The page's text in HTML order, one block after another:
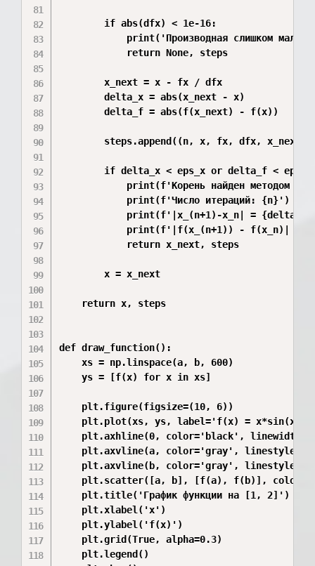
        if abs(dfx) < 1e-16:
print('Производная слишком мала,
            return None, steps
        x_next = x - fx / dfx
        delta_x = abs(x_next - x)
        delta_f = abs(f(x_next) - f(x))
steps.append((n, x, fx, dfx, x_next,
if delta_x < eps_x or delta_f <
print(f'Корень найден методом
            print(f'Число итераций: {n}')
print(f'|x_(n+1)-x_n| =
print(f'|f(x_(n+1)) - f(x_n)| =
            return x_next, steps
        x = x_next
    return x, steps
def draw_function():
    xs = np.linspace(a, b, 600)
    ys = [f(x) for x in xs]
    plt.figure(figsize=(10, 6))
plt.plot(xs, ys, label='f(x) =
plt.axhline(0, color='black',
plt.axvline(a, color='gray',
plt.axvline(b, color='gray',
plt.scatter([a, b], [f(a), f(b)],
    plt.title('График функции на [1, 2]')
    plt.xlabel('x')
    plt.ylabel('f(x)')
    plt.grid(True, alpha=0.3)
    plt.legend()